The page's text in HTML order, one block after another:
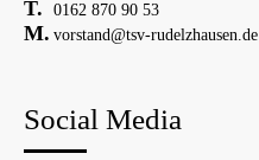
0162 870 90 53
vorstand@tsv-rudelzhausen.de
Social Media